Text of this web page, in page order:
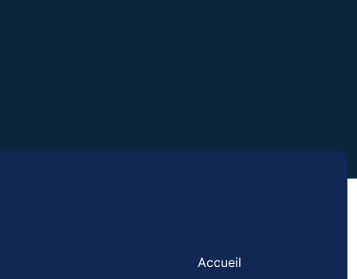
Accueil